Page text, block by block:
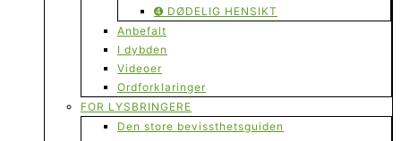
➍ DØDELIG HENSIKT
Anbefalt
I dybden
Videoer
Ordforklaringer
FOR LYSBRINGERE
Den store bevissthetsguiden